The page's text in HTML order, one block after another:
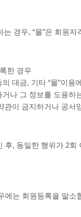
경우, “몰”은 회원
한 경우
의 대금, 기타 “몰”이
거나 그 정보를 도용
관이 금지하거나 공
후, 동일한 행위가 2
에는 회원등록을 말